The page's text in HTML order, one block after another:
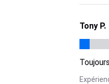
Tony P.